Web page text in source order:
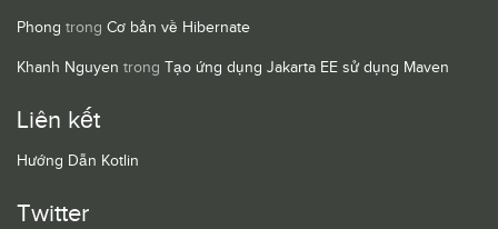
Phong trong Cơ bản về Hibernate
Khanh Nguyen trong Tạo ứng dụng Jakarta EE sử dụng Maven
Liên kết
Hướng Dẫn Kotlin
Twitter